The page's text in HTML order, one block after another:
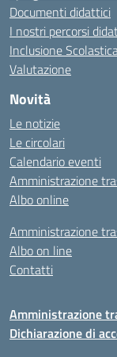
Documenti didattici
I nostri percorsi
Inclusione
Valutazione
Novità
Le notizie
Le circolari
Calendario eventi
Amministrazione
Albo online
Amministrazione
Albo on line
Contatti
Amministrazione
Dichiarazione di